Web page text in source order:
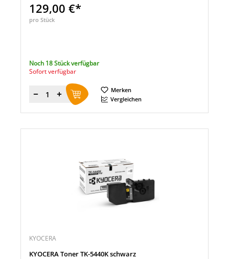
129,00 €*
pro Stück
Noch 18 Stück verfügbar
Sofort verfügbar
Menge
Merken
Vergleichen
KYOCERA
KYOCERA Toner TK-5440K schwarz